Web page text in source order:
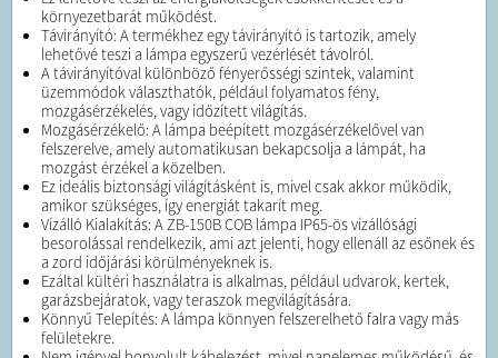
környezetbarát működést.
Távirányító: A termékhez egy távirányító is tartozik, amely
lehetővé teszi a lámpa egyszerű vezérlését távolról.
A távirányítóval különböző fényerősségi szintek, valamint
üzemmódok választhatók, például folyamatos fény,
mozgásérzékelés, vagy időzített világítás.
Mozgásérzékelő: A lámpa beépített mozgásérzékelővel van
felszerelve, amely automatikusan bekapcsolja a lámpát, ha
mozgást érzékel a közelben.
Ez ideális biztonsági világításként is, mivel csak akkor működik,
amikor szükséges, így energiát takarít meg.
Vízálló Kialakítás: A ZB-150B COB lámpa IP65-ös vízállósági
besorolással rendelkezik, ami azt jelenti, hogy ellenáll az esőnek és
a zord időjárási körülményeknek is.
Ezáltal kültéri használatra is alkalmas, például udvarok, kertek,
garázsbejáratok, vagy teraszok megvilágítására.
Könnyű Telepítés: A lámpa könnyen felszerelhető falra vagy más
felületekre.